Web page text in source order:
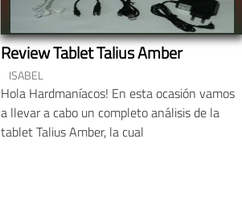
Review Tablet Talius Amber
ISABEL
Hola Hardmaníacos! En esta ocasión vamos
a llevar a cabo un completo análisis de la
tablet Talius Amber, la cual